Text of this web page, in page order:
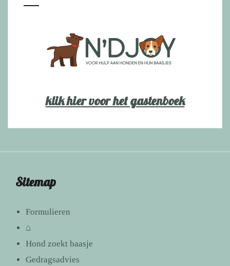
klik hier voor het gastenboek
Sitemap
Formulieren
⌂
Hond zoekt baasje
Gedragsadvies